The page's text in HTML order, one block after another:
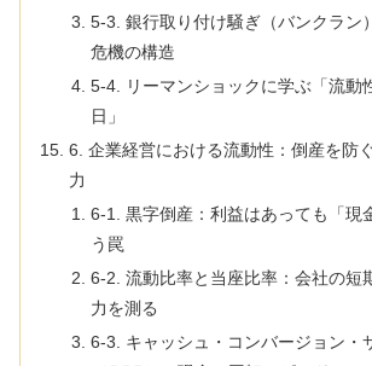
5-3. 銀行取り付け騒ぎ（バンクラン
危機の構造
5-4. リーマンショックに学ぶ「流動
日」
6. 企業経営における流動性：倒産を防
力
6-1. 黒字倒産：利益はあっても「現
う罠
6-2. 流動比率と当座比率：会社の短
力を測る
6-3. キャッシュ・コンバージョン・